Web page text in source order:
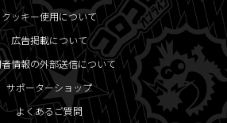
クッキー使用について
広告掲載について
情報の外部送信について
サポーターショップ
よくあるご質問